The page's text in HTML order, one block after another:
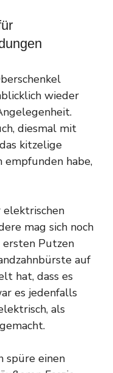
wieder
diesmal mit
kitzelige
empfunden habe,
mag sich noch
ersten Putzen
auf
hat, dass es
es jedenfalls
als
spüre einen